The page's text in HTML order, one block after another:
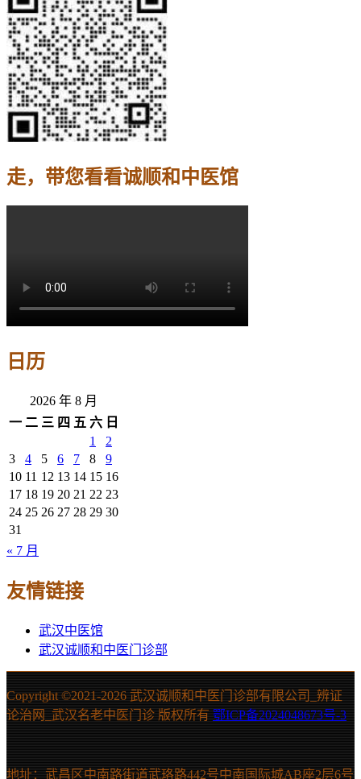
走，带您看看诚顺和中医馆
日历
2026 年 8 月
一 二 三 四 五 六 日
1
2
3
4 5 6 7 8
9
10 11 12 13 14 15 16
17 18 19 20 21 22 23
24 25 26 27 28 29 30
31
« 7 月
友情链接
武汉中医馆
武汉诚顺和中医门诊部
Copyright ©2021-2026 武汉诚顺和中医门诊部有限公司_辨证
论治网_武汉名老中医门诊 版权所有 鄂ICP备2024048673号-3
地址：武昌区中南路街道武珞路442号中南国际城AB座2层6号